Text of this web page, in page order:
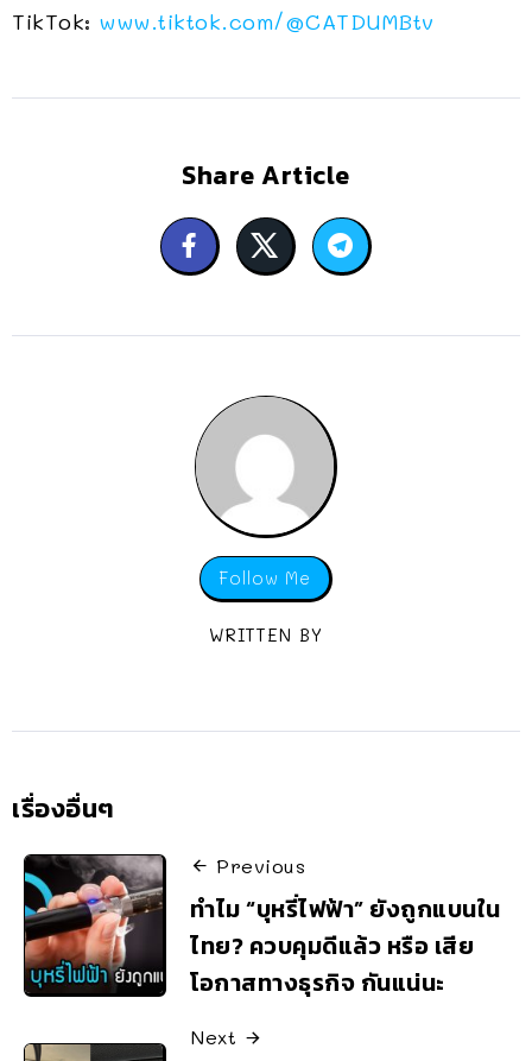
TikTok: www.tiktok.com/@CATDUMBtv
Share Article
Follow Me
WRITTEN BY
เรื่องอื่นๆ
Previous
ทำไม “บุหรี่ไฟฟ้า” ยังถูกแบนใน
ไทย? ควบคุมดีแล้ว หรือ เสีย
โอกาสทางธุรกิจ กันแน่นะ
Next